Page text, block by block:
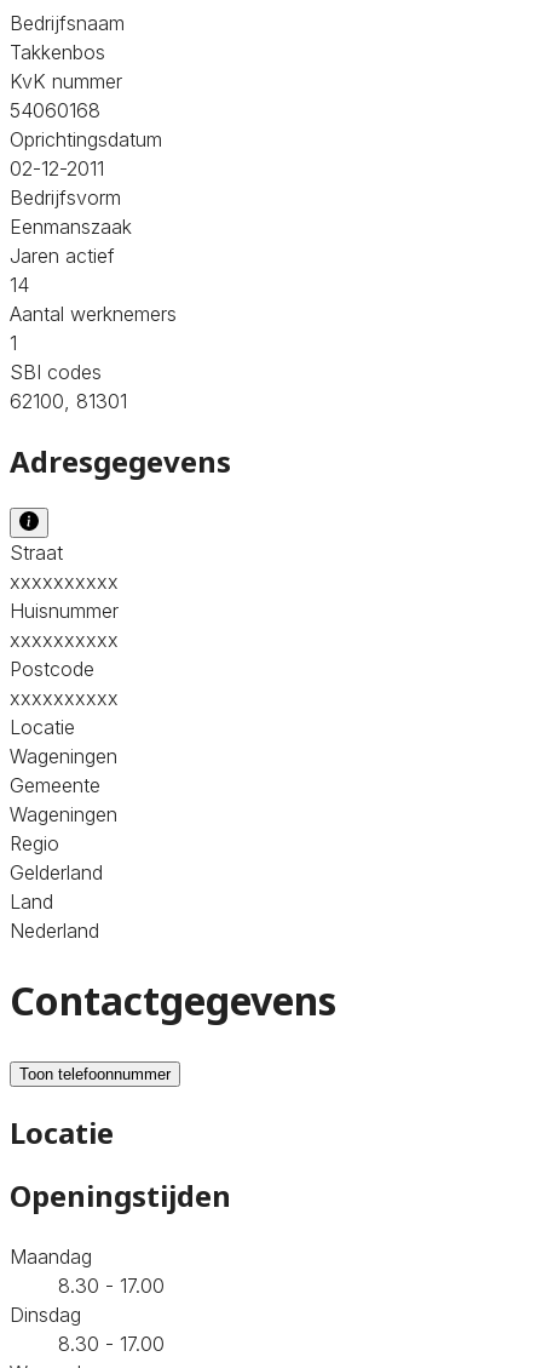
Bedrijfsnaam
Takkenbos
KvK nummer
54060168
Oprichtingsdatum
02-12-2011
Bedrijfsvorm
Eenmanszaak
Jaren actief
14
Aantal werknemers
1
SBI codes
62100, 81301
Adresgegevens
Straat
xxxxxxxxxx
Huisnummer
xxxxxxxxxx
Postcode
xxxxxxxxxx
Locatie
Wageningen
Gemeente
Wageningen
Regio
Gelderland
Land
Nederland
Contactgegevens
Toon telefoonnummer
Locatie
Openingstijden
Maandag
8.30 - 17.00
Dinsdag
8.30 - 17.00